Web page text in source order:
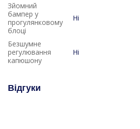
Зйомний
бампер у
прогулянковому
блоці
Ні
Безшумне
регулювання
капюшону
Ні
Відгуки